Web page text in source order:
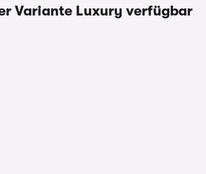
Variante Luxury verfügbar